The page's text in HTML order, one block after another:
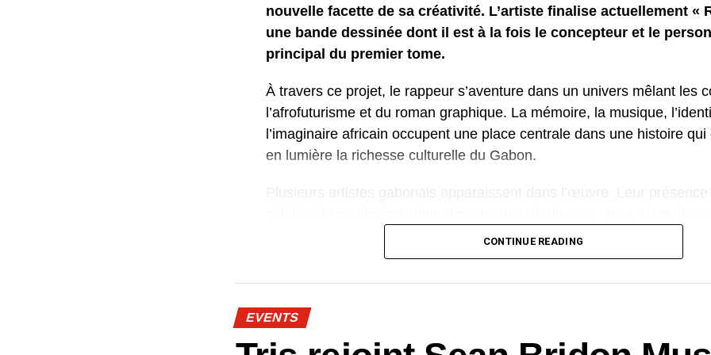
nouvelle facette de sa créativité. L’artiste finalise actuellement «
une bande dessinée dont il est à la fois le concepteur et le
principal du premier tome.
À travers ce projet, le rappeur s’aventure dans un univers mêlant les
l’afrofuturisme et du roman graphique. La mémoire, la musique,
l’imaginaire africain occupent une place centrale dans une histoire
en lumière la richesse culturelle du Gabon.
orales, mode et arts visuels sont représentés comme autant de
créativité nationale.
l’art possèdent le pouvoir de préserver la mémoire collective, d’inspirer
CONTINUE READING
EVENTS